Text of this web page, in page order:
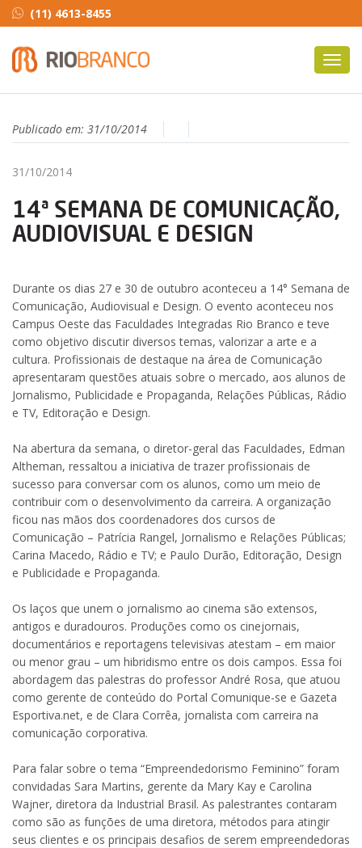
(11) 4613-8455
Publicado em: 31/10/2014
31/10/2014
14ª SEMANA DE COMUNICAÇÃO,
AUDIOVISUAL E DESIGN
Durante os dias 27 e 30 de outubro aconteceu a 14° Semana de
Comunicação, Audiovisual e Design. O evento aconteceu nos
Campus Oeste das Faculdades Integradas Rio Branco e teve
como objetivo discutir diversos temas, valorizar a arte e a
cultura. Profissionais de destaque na área de Comunicação
apresentaram questões atuais sobre o mercado, aos alunos de
Jornalismo, Publicidade e Propaganda, Relações Públicas, Rádio
e TV, Editoração e Design.
Na abertura da semana, o diretor-geral das Faculdades, Edman
Altheman, ressaltou a iniciativa de trazer profissionais de
sucesso para conversar com os alunos, como um meio de
contribuir com o desenvolvimento da carreira. A organização
ficou nas mãos dos coordenadores dos cursos de
Comunicação – Patrícia Rangel, Jornalismo e Relações Públicas;
Carina Macedo, Rádio e TV; e Paulo Durão, Editoração, Design
e Publicidade e Propaganda.
Os laços que unem o jornalismo ao cinema são extensos,
antigos e duradouros. Produções como os cinejornais,
documentários e reportagens televisivas atestam – em maior
ou menor grau – um hibridismo entre os dois campos. Essa foi
abordagem das palestras do professor André Rosa, que atuou
como gerente de conteúdo do Portal Comunique-se e Gazeta
Esportiva.net, e de Clara Corrêa, jornalista com carreira na
comunicação corporativa.
Para falar sobre o tema “Empreendedorismo Feminino” foram
convidadas Sara Martins, gerente da Mary Kay e Carolina
Wajner, diretora da Industrial Brasil. As palestrantes contaram
como são as funções de uma diretora, métodos para atingir
seus clientes e os principais desafios de serem empreendedoras